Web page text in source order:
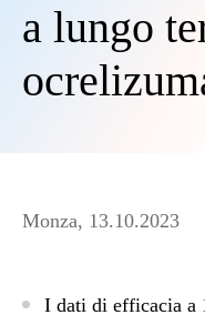
a lungo
Monza, 13.10.2023
I dati di efficacia a